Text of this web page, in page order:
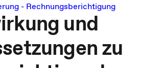
- Rechnungsberichtigung
und
zu